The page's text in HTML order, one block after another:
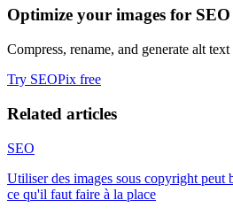
Optimize your images for SEO
Compress, rename, and generate alt
Try SEOPix free
Related articles
SEO
Utiliser des images sous copyright
ce qu'il faut faire à la place